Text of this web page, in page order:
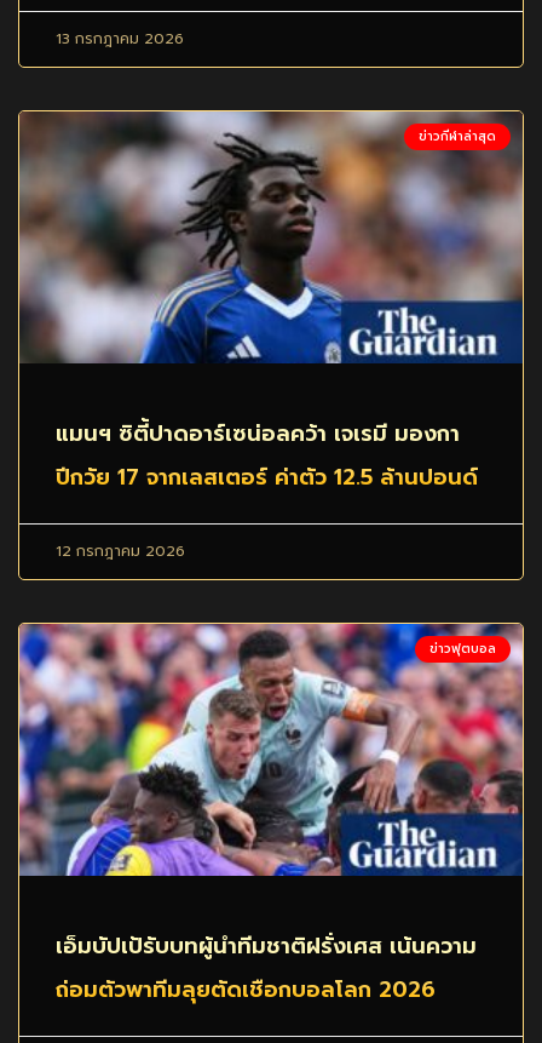
13 กรกฎาคม 2026
ข่าวกีฬาล่าสุด
แมนฯ ซิตี้ปาดอาร์เซน่อลคว้า เจเรมี มองกา
ปีกวัย 17 จากเลสเตอร์ ค่าตัว 12.5 ล้านปอนด์
12 กรกฎาคม 2026
ข่าวฟุตบอล
เอ็มบัปเป้รับบทผู้นำทีมชาติฝรั่งเศส เน้นความ
ถ่อมตัวพาทีมลุยตัดเชือกบอลโลก 2026